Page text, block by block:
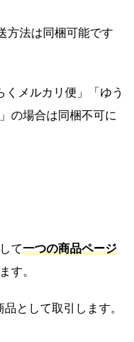
方法は同梱可能です
メルカリ便」「ゆう
の場合は同梱不可に
て一つの商品ページ
す。
として取引します。